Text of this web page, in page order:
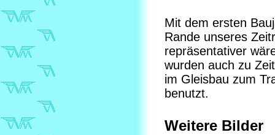
Mit dem ersten
Rande unseres
repräsentativer
wurden auch zu
im Gleisbau zum
benutzt.
Weitere Bilder